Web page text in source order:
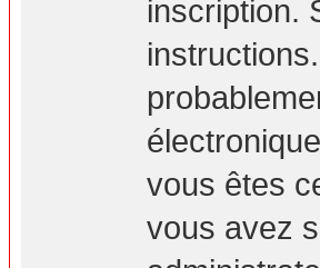
inscription.
vous êtes
vous avez